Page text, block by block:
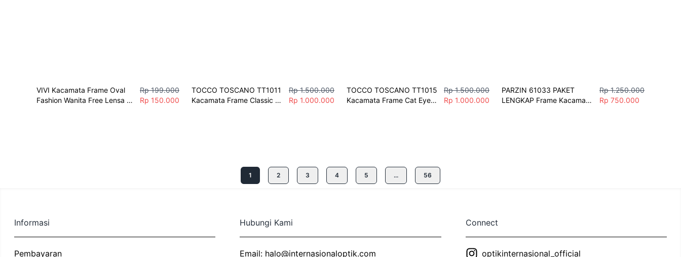
VIVI Kacamata Frame Oval
Fashion Wanita Free Lensa
Rp 199.000
Rp 150.000
TOCCO TOSCANO TT1011
Kacamata Frame Classic
Rp 1.500.000
Rp 1.000.000
TOCCO TOSCANO TT1015
Kacamata Frame Cat Eye
Rp 1.500.000
Rp 1.000.000
PARZIN 61033 PAKET
LENGKAP Frame Kacamata
Rp 1.250.000
Rp 750.000
1 2 3 4 5 ... 56
Informasi
Pembayaran
Hubungi Kami
Email: halo@internasionaloptik.com
Connect
optikinternasional_official